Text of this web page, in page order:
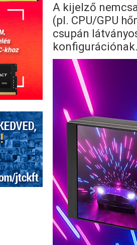
A kijelző
(pl. CPU/GPU
csupán